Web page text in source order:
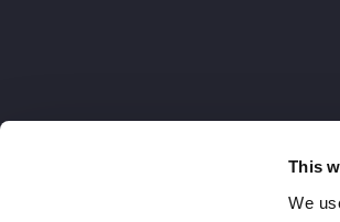
This
We